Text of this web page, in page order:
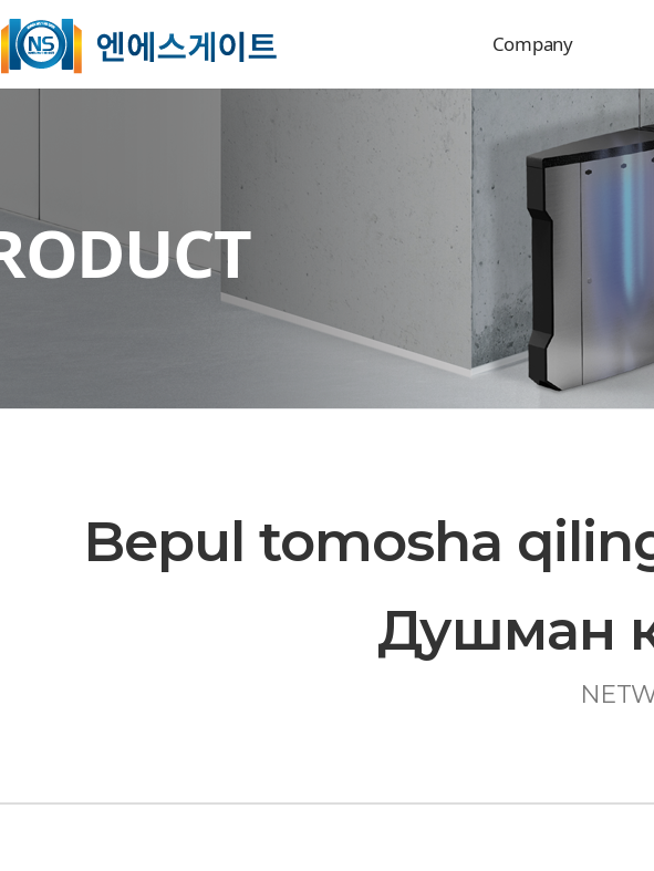
Company
Overview
History
Organization
Business field
Certificate
Location
Bepul tomosha
Душман